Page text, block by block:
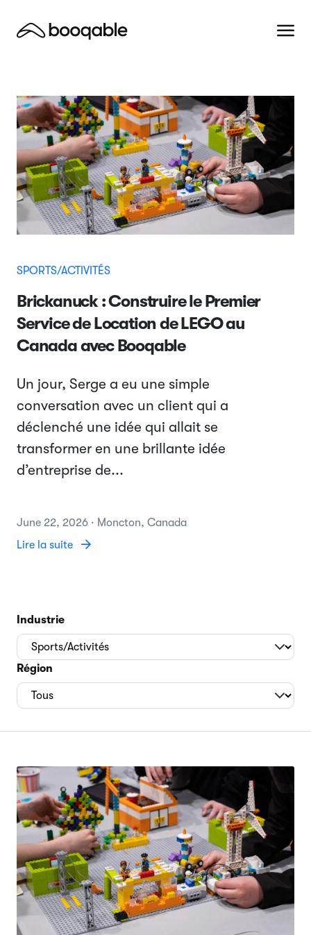
SPORTS/ACTIVITÉS
Brickanuck : Construire le Premier
Service de Location de LEGO au
Canada avec Booqable
Un jour, Serge a eu une simple
conversation avec un client qui a
déclenché une idée qui allait se
transformer en une brillante idée
d’entreprise de...
June 22, 2026 · Moncton, Canada
Lire la suite
Industrie
Région